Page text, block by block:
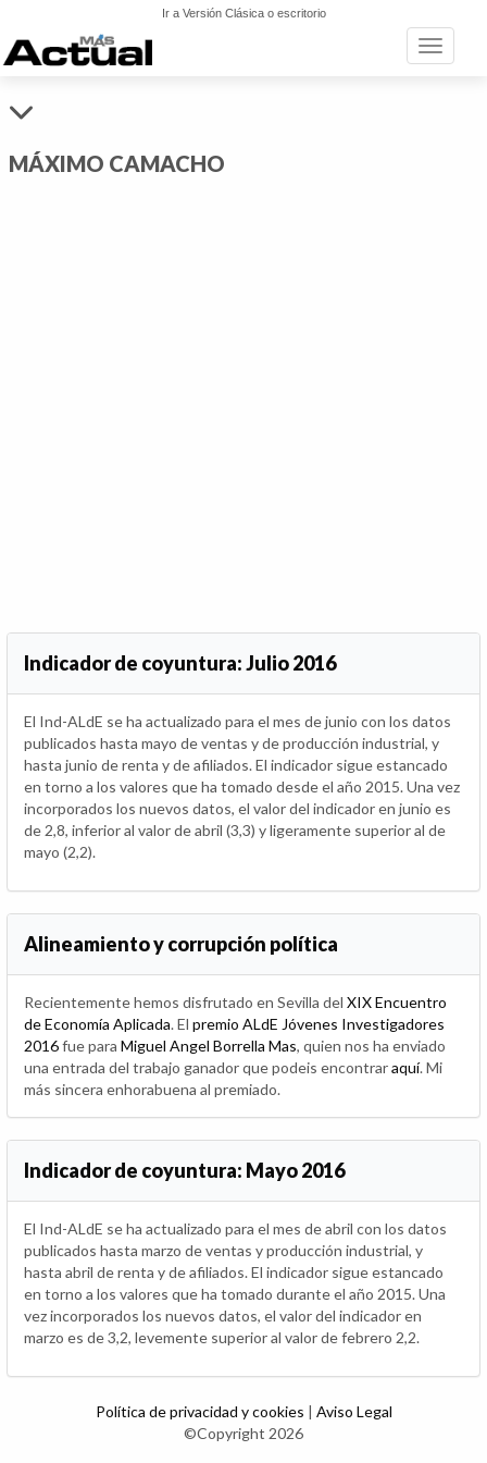
Ir a Versión Clásica o escritorio
Toggle
MÁXIMO CAMACHO
Indicador de coyuntura: Julio 2016
El Ind-ALdE se ha actualizado para el mes de junio con los datos
publicados hasta mayo de ventas y de producción industrial, y
hasta junio de renta y de afiliados. El indicador sigue estancado
en torno a los valores que ha tomado desde el año 2015. Una vez
incorporados los nuevos datos, el valor del indicador en junio es
de 2,8, inferior al valor de abril (3,3) y ligeramente superior al de
mayo (2,2).
Alineamiento y corrupción política
Recientemente hemos disfrutado en Sevilla del XIX Encuentro
de Economía Aplicada. El premio ALdE Jóvenes Investigadores
2016fue para Miguel Angel Borrella Mas, quien nos ha enviado
una entrada del trabajo ganador que podeis encontraraquí. Mi
más sincera enhorabuena al premiado.
Indicador de coyuntura: Mayo 2016
El Ind-ALdE se ha actualizado para el mes de abril con los datos
publicados hasta marzo de ventas y producción industrial, y
hasta abril de renta y de afiliados. El indicador sigue estancado
en torno a los valores que ha tomado durante el año 2015. Una
vez incorporados los nuevos datos, el valor del indicador en
marzo es de 3,2, levemente superior al valor de febrero 2,2.
Política de privacidad y cookies | Aviso Legal
©Copyright 2026